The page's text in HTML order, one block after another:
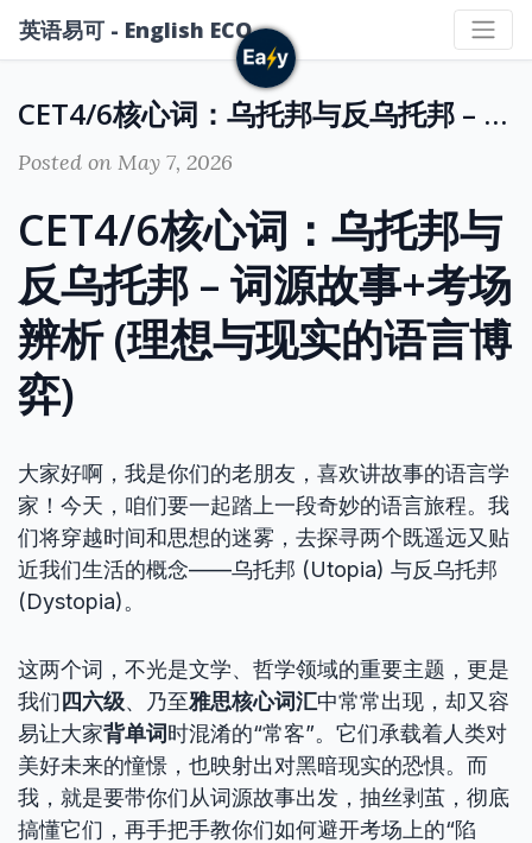
英语易可 - English ECO
CET4/6核心词：乌托邦与反乌托邦 – 词源故事+考场辨析 (理想与现实的语言博弈)
Posted on May 7, 2026
CET4/6核心词：乌托邦与
反乌托邦 – 词源故事+考场
辨析 (理想与现实的语言博
弈)
大家好啊，我是你们的老朋友，喜欢讲故事的语言学
家！今天，咱们要一起踏上一段奇妙的语言旅程。我
们将穿越时间和思想的迷雾，去探寻两个既遥远又贴
近我们生活的概念——乌托邦 (Utopia) 与反乌托邦
(Dystopia)。
这两个词，不光是文学、哲学领域的重要主题，更是
我们 四六级、乃至雅思核心词汇中常常出现，却又容
易让大家背单词时混淆的“常客”。它们承载着人类对
美好未来的憧憬，也映射出对黑暗现实的恐惧。而
我，就是要带你们从词源故事出发，抽丝剥茧，彻底
搞懂它们，再手把手教你们如何避开考场上的“陷